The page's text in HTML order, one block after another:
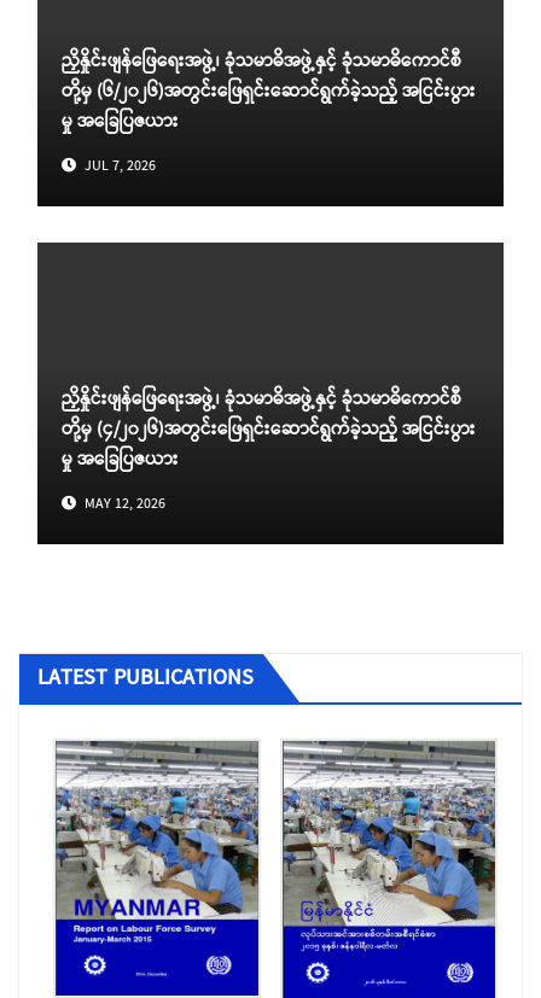
ညှိနှိုင်းဖျန်ဖြေရေးအဖွဲ့၊ ခုံသမာဓိအဖွဲ့နှင့် ခုံသမာဓိကောင်စီ
တို့မှ (၆/၂၀၂၆)အတွင်းဖြေရှင်းဆောင်ရွက်ခဲ့သည့် အငြင်းပွား
မှု အခြေပြဇယား
JUL 7, 2026
ညှိနှိုင်းဖျန်ဖြေရေးအဖွဲ့၊ ခုံသမာဓိအဖွဲ့နှင့် ခုံသမာဓိကောင်စီ
တို့မှ (၄/၂၀၂၆)အတွင်းဖြေရှင်းဆောင်ရွက်ခဲ့သည့် အငြင်းပွား
မှု အခြေပြဇယား
MAY 12, 2026
LATEST PUBLICATIONS
ကုမ္ပဏီများ
ပြည်ပအလုပ်အကိုင် အကျိုးဆောင် လိုင်စင်ရ
အေဂျင်စီများ
ခုံသမာဓိကောင်စီမှ ဆုံးဖြတ်ခဲ့သည့် အငြင်းပွား
မှုများ